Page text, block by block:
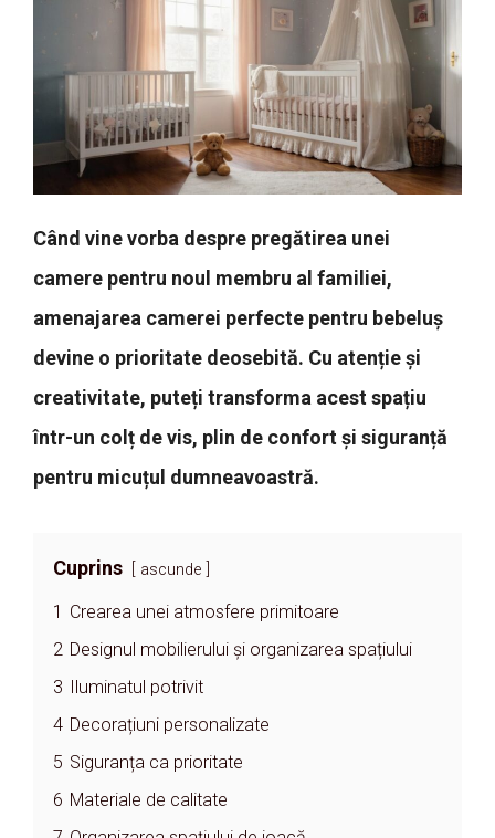
Când vine vorba despre pregătirea unei
camere pentru noul membru al familiei,
amenajarea camerei perfecte pentru bebeluș
devine o prioritate deosebită. Cu atenție și
creativitate, puteți transforma acest spațiu
într-un colț de vis, plin de confort și siguranță
pentru micuțul dumneavoastră.
Cuprins ascunde
1 Crearea unei atmosfere primitoare
2 Designul mobilierului și organizarea spațiului
3 Iluminatul potrivit
4 Decorațiuni personalizate
5 Siguranța ca prioritate
6 Materiale de calitate